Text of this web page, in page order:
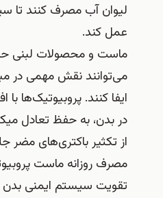
لیوان آب مصرف کنند تا
عمل کند.
ماست و محصولات لبنی
می‌توانند نقش مهمی در
ایفا کنند. پروبیوتیک‌ها
در بدن، به حفظ تعادل
از تکثیر باکتری‌های مضر
مصرف روزانه ماست
تقویت سیستم ایمنی